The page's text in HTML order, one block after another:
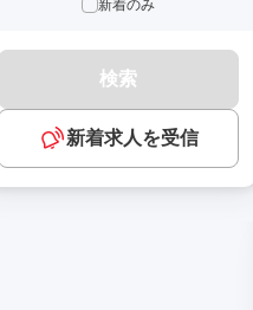
新着のみ
検索
新着求人を受信